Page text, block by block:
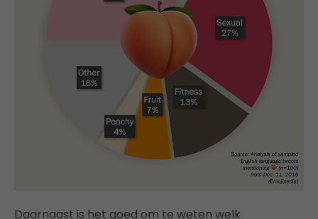
Daarnaast is het goed om te weten welk